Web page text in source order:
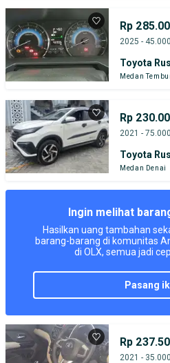
Rp
2025 -
Toyota
Medan
Rp
2021 -
Toyota
Medan Denai
Ingin melihat
Hasilkan uang tambahan
barang-barang di komunitas
di OLX, semua jadi
pasang
Rp
2021 -